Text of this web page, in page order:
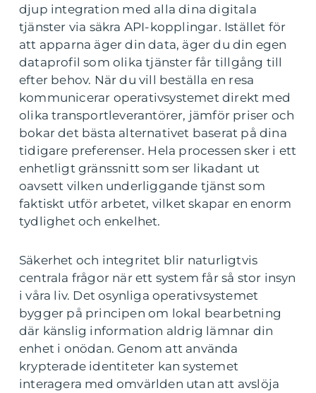
djup integration med alla dina digitala
tjänster via säkra API-kopplingar. Istället för
att apparna äger din data, äger du din egen
dataprofil som olika tjänster får tillgång till
efter behov. När du vill beställa en resa
kommunicerar operativsystemet direkt med
olika transportleverantörer, jämför priser och
bokar det bästa alternativet baserat på dina
tidigare preferenser. Hela processen sker i ett
enhetligt gränssnitt som ser likadant ut
oavsett vilken underliggande tjänst som
faktiskt utför arbetet, vilket skapar en enorm
tydlighet och enkelhet.
Säkerhet och integritet blir naturligtvis
centrala frågor när ett system får så stor insyn
i våra liv. Det osynliga operativsystemet
bygger på principen om lokal bearbetning
där känslig information aldrig lämnar din
enhet i onödan. Genom att använda
krypterade identiteter kan systemet
interagera med omvärlden utan att avslöja